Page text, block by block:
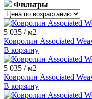
ковролин нева тафт
бельгийский ковролин
красный ковролин
сальса ковролин
ковролин balta
ковролин бордовый
ковролин коричневый
ковролин ideal
Фильтры
5 035 / м2
Ковролин Associated
В корзину
5 035 / м2
Ковролин Associated
В корзину